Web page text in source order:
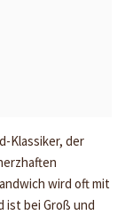
Klassiker, der
wird oft mit
ist bei Groß und